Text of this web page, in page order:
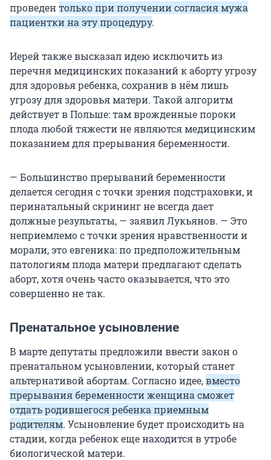
проведентолько при получении согласия мужа
пациентки на эту процедуру.
Иерей также высказал идею исключить из
перечня медицинских показаний к аборту угрозу
для здоровья ребенка, сохранив в нём лишь
угрозу для здоровья матери. Такой алгоритм
действует в Польше: там врожденные пороки
плода любой тяжести не являются медицинским
показанием для прерывания беременности.
— Большинство прерываний беременности
делается сегодня с точки зрения подстраховки, и
перинатальный скрининг не всегда дает
должные результаты, — заявил Лукьянов. — Это
неприемлемо с точки зрения нравственности и
морали, это евгеника: по предположительным
патологиям плода матери предлагают сделать
аборт, хотя очень часто оказывается, что это
совершенно не так.
Пренатальное усыновление
В марте депутаты предложили ввести закон о
пренатальном усыновлении, который станет
альтернативой абортам. Согласно идее,вместо
прерывания беременности женщина сможет
отдать родившегося ребенка приемным
родителям. Усыновление будет происходить на
стадии, когда ребенок еще находится в утробе
биологической матери.